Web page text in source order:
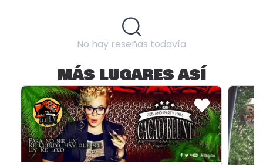
No hay reseñas todavía
MÁS LUGARES ASÍ